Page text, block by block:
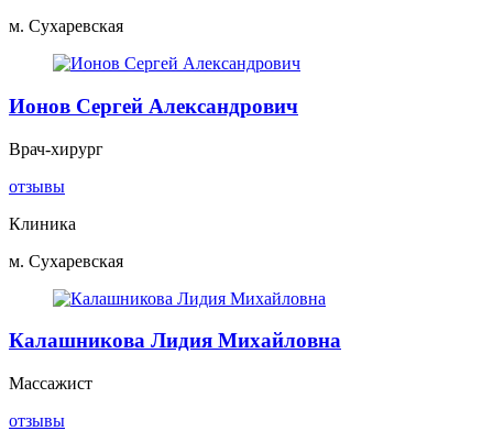
м. Сухаревская
Ионов Сергей Александрович
Врач-хирург
отзывы
Клиника
м. Сухаревская
Калашникова Лидия Михайловна
Массажист
отзывы